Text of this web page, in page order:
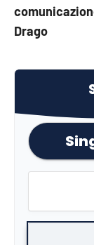
Drago